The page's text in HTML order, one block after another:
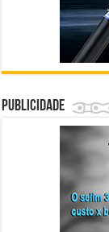
Publicidade